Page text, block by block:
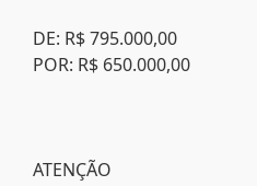
DE: R$ 795.000,00
POR: R$ 650.000,00
ATENÇÃO